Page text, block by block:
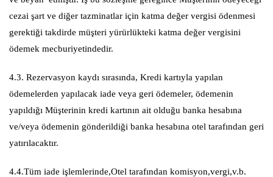
cezai şart ve diğer tazminatlar için katma değer vergisi ödenmesi
gerektiği takdirde müşteri yürürlükteki katma değer vergisini
ödemek mecburiyetindedir.
4.3. Rezervasyon kaydı sırasında, Kredi kartıyla yapılan
ödemelerden yapılacak iade veya geri ödemeler, ödemenin
yapıldığı Müşterinin kredi kartının ait olduğu banka hesabına
ve/veya ödemenin gönderildiği banka hesabına otel tarafından geri
yatırılacaktır.
4.4.Tüm iade işlemlerinde,Otel tarafından komisyon,vergi,v.b.